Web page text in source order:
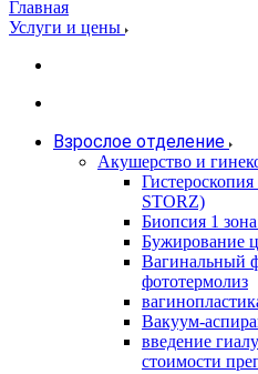
Главная
Услуги и цены
Взрослое отделение
Акушерство и
STORZ)
Биопсия 1
Бужирование
Вагинальный
фототермолиз
Вакуум-
введение
стоимости